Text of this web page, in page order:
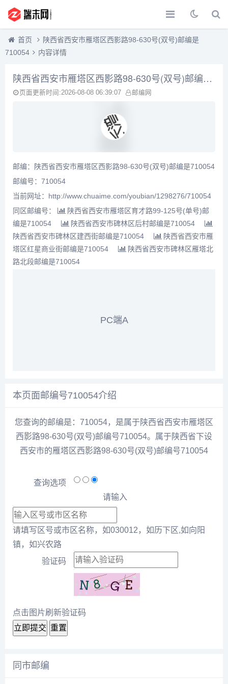
首页
陕西省西安市雁塔区西影路98-630号(双号)邮编是
710054
内容详情
陕西省西安市雁塔区西影路98-630号(双号)邮编是710054
页面更新时间:2026-08-08 06:39:07 邮编网
邮编：陕西省西安市雁塔区西影路98-630号(双号)邮编是710054
邮编号：710054
当前网址：http://www.chuaime.com/youbian/1298276/710054
同区邮编号：
陕西省西安市雁塔区育才路99-125号(单号)邮
编是710054
陕西省西安市碑林区后村邮编是710054
陕西省西安市碑林区建西街邮编是710054
陕西省西安市雁
塔区红星商业街邮编是710054
陕西省西安市碑林区雁塔北
路北段邮编是710054
PC端A
本页面邮编号710054介绍
您查询的邮编是：710054，是属于陕西省西安市雁塔区
西影路98-630号(双号)邮编号710054。属于陕西省下设
西安市的雁塔区西影路98-630号(双号)邮编号710054
查询选项
请输入
请填写区号或市区名称，如030012，如历下区,如向阳
镇，如兴农路
验证码
点击图片刷新验证码
立即提交 重置
同市邮编